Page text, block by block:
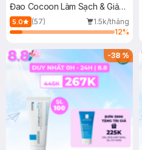
Đao Cocoon Làm Sạch & Giảm
Dầu 500ml
5.0 (57)
1.5k/tháng
12%
-38%